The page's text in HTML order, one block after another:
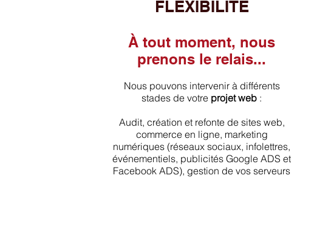
FLEXIBILITÉ
À tout moment, nous
prenons le relais...
Nous pouvons intervenir à différents
stades de votre projet web :
Audit, création et refonte de sites web,
commerce en ligne, marketing
numériques (réseaux sociaux, infolettres,
événementiels, publicités Google ADS et
Facebook ADS), gestion de vos serveurs